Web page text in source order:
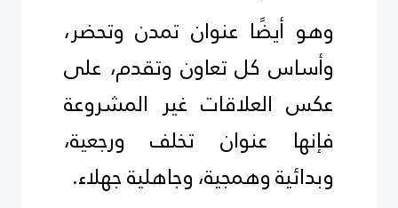
وهو أيضًا عنوان تمدن وتحضر،
وأساس كل تعاون وتقدم، على
عكس العلاقات غير المشروعة
فإنها عنوان تخلف ورجعية،
وبدائية وهمجية، وجاهلية جهلاء.